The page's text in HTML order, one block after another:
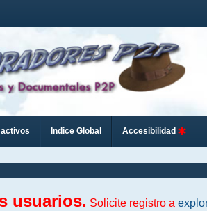
Indice Global Accesibilidad
usuarios. Solicite registro a